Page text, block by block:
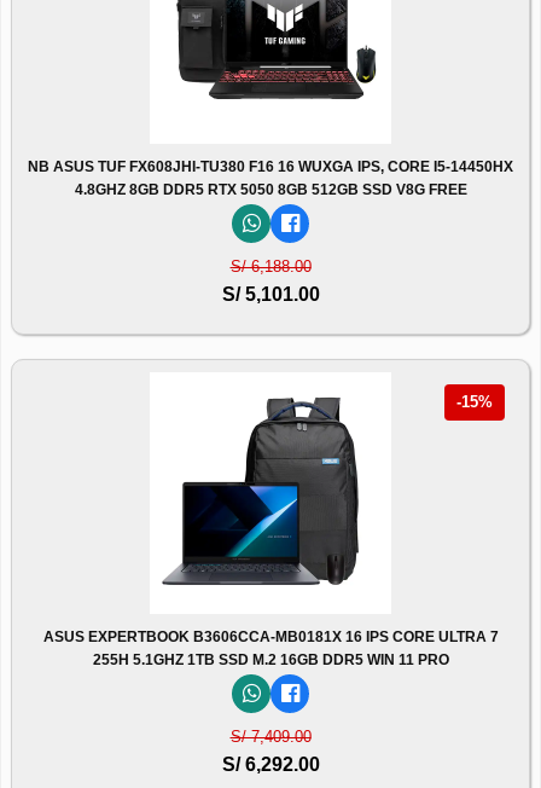
NB ASUS TUF FX608JHI-TU380 F16 16 WUXGA IPS, CORE I5-14450HX
4.8GHZ 8GB DDR5 RTX 5050 8GB 512GB SSD V8G FREE
S/ 6,188.00
S/ 5,101.00
-15%
ASUS EXPERTBOOK B3606CCA-MB0181X 16 IPS CORE ULTRA 7
255H 5.1GHZ 1TB SSD M.2 16GB DDR5 WIN 11 PRO
S/ 7,409.00
S/ 6,292.00